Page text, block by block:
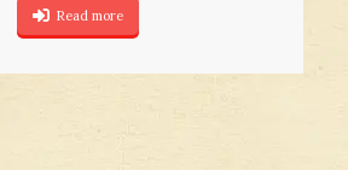
Read more